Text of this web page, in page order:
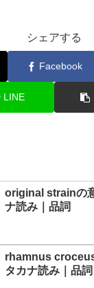
シェアする
Facebook
LINE
original strainの
ナ読み｜品詞
rhamnus
タカナ読み｜品詞